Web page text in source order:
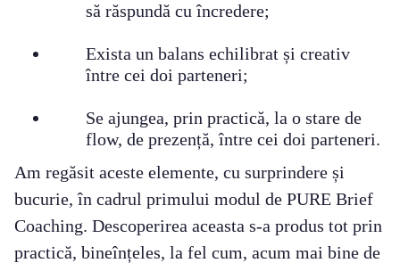
să răspundă cu încredere;
Exista un balans echilibrat și creativ
între cei doi parteneri;
Se ajungea, prin practică, la o stare de
flow, de prezență, între cei doi parteneri.
Am regăsit aceste elemente, cu surprindere și
bucurie, în cadrul primului modul de PURE Brief
Coaching. Descoperirea aceasta s-a produs tot prin
practică, bineînțeles, la fel cum, acum mai bine de